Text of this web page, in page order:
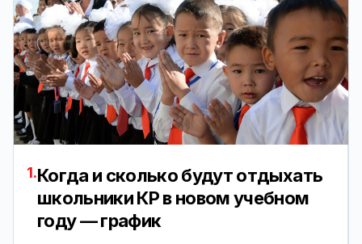
1.Когда и сколько будут отдыхать
школьники КР в новом учебном
году — график